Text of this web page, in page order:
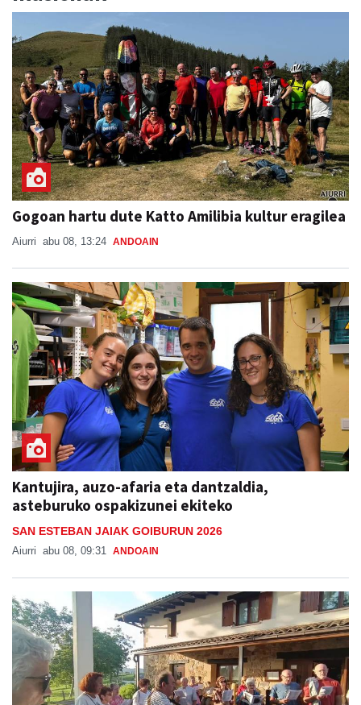
Gogoan hartu dute Katto Amilibia kultur eragilea
Aiurri abu 08, 13:24 ANDOAIN
Kantujira, auzo-afaria eta dantzaldia,
asteburuko ospakizunei ekiteko
SAN ESTEBAN JAIAK GOIBURUN 2026
Aiurri abu 08, 09:31 ANDOAIN